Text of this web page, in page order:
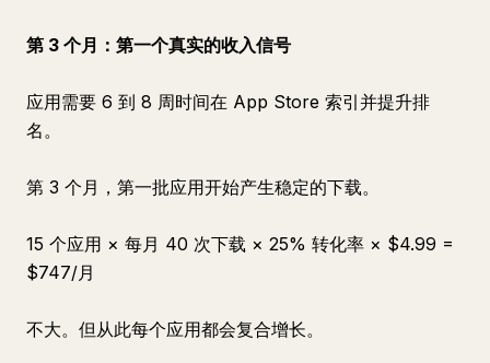
第 3 个月：第一个真实的收入信号
应用需要 6 到 8 周时间在 App Store 索引并提升排
名。
第 3 个月，第一批应用开始产生稳定的下载。
15 个应用 × 每月 40 次下载 × 25% 转化率 × $4.99 =
$747/月
不大。但从此每个应用都会复合增长。